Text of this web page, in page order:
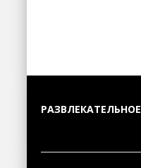
РАЗВЛЕКАТЕЛЬНОЕ